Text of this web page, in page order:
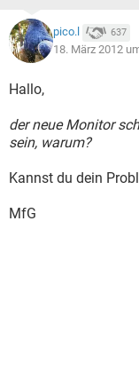
pico.l 637
18. März 2012
Hallo,
der neue Monitor
sein, warum?
Kannst du dein
MfG